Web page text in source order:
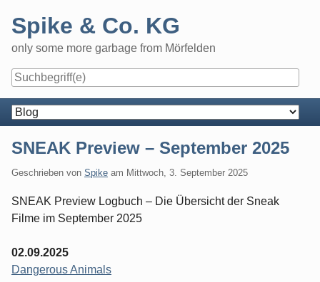
content
Spike & Co. KG
only some more garbage from Mörfelden
Navigation
SNEAK Preview – September 2025
Geschrieben von Spike am Mittwoch, 3. September 2025
SNEAK Preview Logbuch – Die Übersicht der Sneak
Filme im September 2025
02.09.2025
Dangerous Animals